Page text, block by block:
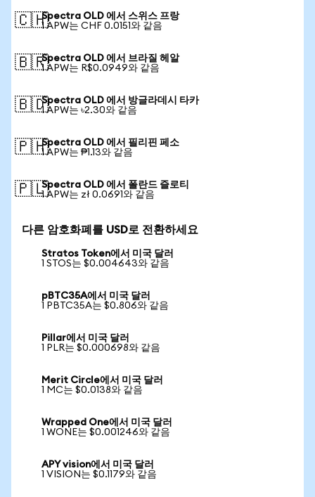
🇨🇭Spectra OLD 에서 스위스 프랑
1 APW는 CHF 0.0151와 같음
🇧🇷Spectra OLD 에서 브라질 헤알
1 APW는 R$0.0949와 같음
🇧🇩Spectra OLD 에서 방글라데시 타카
1 APW는 ৳2.30와 같음
🇵🇭Spectra OLD 에서 필리핀 페소
1 APW는 ₱1.13와 같음
🇵🇱Spectra OLD 에서 폴란드 즐로티
1 APW는 zł 0.0691와 같음
다른 암호화폐를 USD로 전환하세요
Stratos Token에서 미국 달러
1 STOS는 $0.004643와 같음
pBTC35A에서 미국 달러
1 PBTC35A는 $0.806와 같음
Pillar에서 미국 달러
1 PLR는 $0.000698와 같음
Merit Circle에서 미국 달러
1 MC는 $0.0138와 같음
Wrapped One에서 미국 달러
1 WONE는 $0.001246와 같음
APY vision에서 미국 달러
1 VISION는 $0.1179와 같음